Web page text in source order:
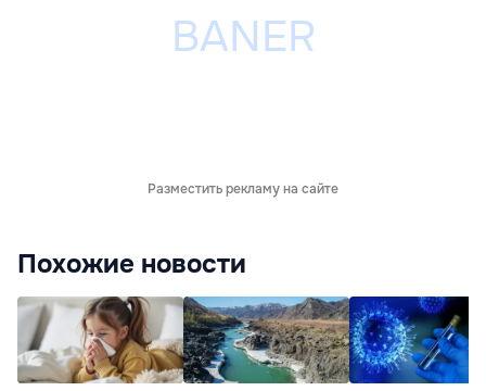
Разместить рекламу на сайте
Похожие новости